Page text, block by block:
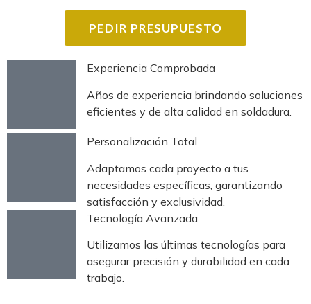
PEDIR PRESUPUESTO
Experiencia Comprobada
Años de experiencia brindando soluciones
eficientes y de alta calidad en soldadura.
Personalización Total
Adaptamos cada proyecto a tus
necesidades específicas, garantizando
satisfacción y exclusividad.
Tecnología Avanzada
Utilizamos las últimas tecnologías para
asegurar precisión y durabilidad en cada
trabajo.